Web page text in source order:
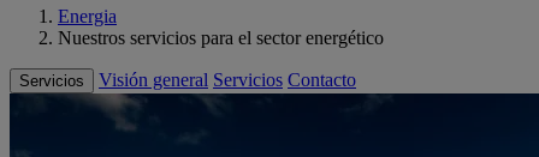
Energia
Nuestros servicios para el sector energético
Servicios Visión general Servicios Contacto